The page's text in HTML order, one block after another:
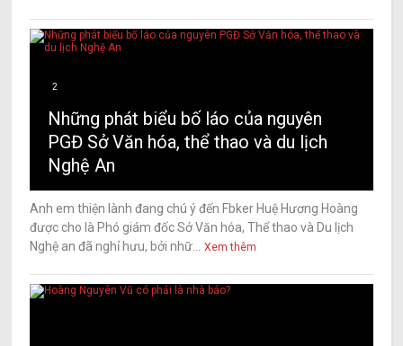
2
Những phát biểu bố láo của nguyên
PGĐ Sở Văn hóa, thể thao và du lịch
Nghệ An
Anh em thiện lành đang chú ý đến Fbker Huệ Hương Hoàng
được cho là Phó giám đốc Sở Văn hóa, Thể thao và Du lịch
Nghệ an đã nghỉ hưu, bởi nhữ...
Xem thêm